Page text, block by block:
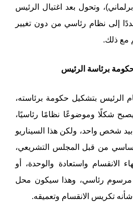
وتحول بعد اغتيال الرئيس
إلى نظام رئاسي من دون تغيير
مع ذلك.
حكومة برئاسة الرئيس
الرئيس بتشكيل حكومة برئاسته،
شكلًا وموضوعًا نظامًا رئاسيًا،
شخص واحد، ولكن هذا السيناريو
من قبل المجلس التشريعي،
الانقسام واستعادة والوحدة، أو
مرسوم رئاسي، وهذا سيكون محل
تكريس الانقسام وتعميقه.